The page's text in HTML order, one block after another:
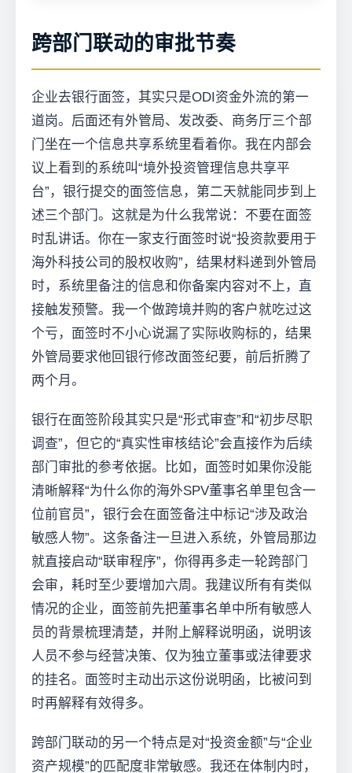
跨部门联动的审批节奏
企业去银行面签，其实只是ODI资金外流的第一
道岗。后面还有外管局、发改委、商务厅三个部
门坐在一个信息共享系统里看着你。我在内部会
议上看到的系统叫“境外投资管理信息共享平
台”，银行提交的面签信息，第二天就能同步到上
述三个部门。这就是为什么我常说：不要在面签
时乱讲话。你在一家支行面签时说“投资款要用于
海外科技公司的股权收购”，结果材料递到外管局
时，系统里备注的信息和你备案内容对不上，直
接触发预警。我一个做跨境并购的客户就吃过这
个亏，面签时不小心说漏了实际收购标的，结果
外管局要求他回银行修改面签纪要，前后折腾了
两个月。
银行在面签阶段其实只是“形式审查”和“初步尽职
调查”，但它的“真实性审核结论”会直接作为后续
部门审批的参考依据。比如，面签时如果你没能
清晰解释“为什么你的海外SPV董事名单里包含一
位前官员”，银行会在面签备注中标记“涉及政治
敏感人物”。这条备注一旦进入系统，外管局那边
就直接启动“联审程序”，你得再多走一轮跨部门
会审，耗时至少要增加六周。我建议所有有类似
情况的企业，面签前先把董事名单中所有敏感人
员的背景梳理清楚，并附上解释说明函，说明该
人员不参与经营决策、仅为独立董事或法律要求
的挂名。面签时主动出示这份说明函，比被问到
时再解释有效得多。
跨部门联动的另一个特点是对“投资金额”与“企业
资产规模”的匹配度非常敏感。我还在体制内时，